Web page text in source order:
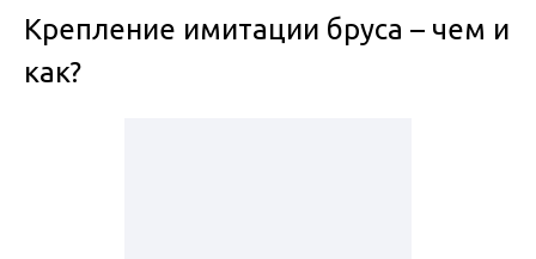
Крепление имитации бруса – чем и
как?